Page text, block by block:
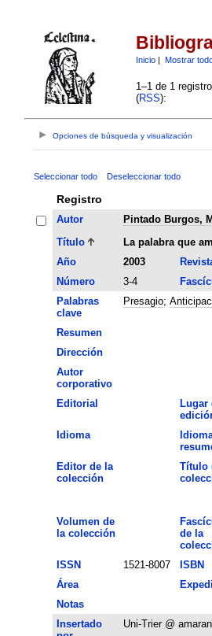
Inicio| Mostrar
1–1 de 1
(RSS):
Opciones de búsqueda y visualización
Seleccionar todo Deseleccionar todo
Registro
Autor
Pintado Burgos,
Título
La palabra que
Año
2003
Número
3-4
Palabras
clave
Presagio;
Resumen
Dirección
Autor
corporativo
Editorial
Lugar
Idioma
Editor de la
colección
Título
Volumen de
la colección
de la
ISSN
1521-8007
ISBN
Área
Notas
Insertado
Uni-Trier @